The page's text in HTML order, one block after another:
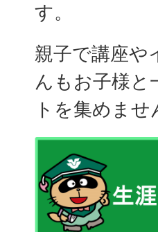
す。
親子で講座や
んもお子様と
トを集めませ